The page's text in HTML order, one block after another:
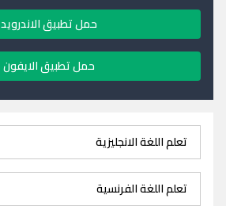
حمل تطبيق الاندرويد
حمل تطبيق الايفون
تعلم اللغة الانجليزية
تعلم اللغة الفرنسية